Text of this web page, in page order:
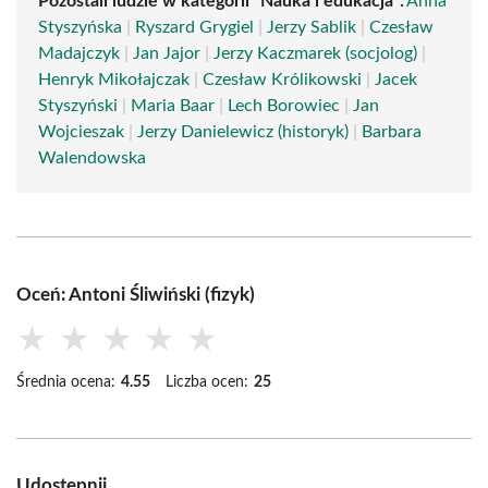
Styszyńska
Ryszard Grygiel Jerzy Sablik
Czesław
Madajczyk
Jan Jajor Jerzy Kaczmarek (socjolog)
Henryk Mikołajczak
Czesław Królikowski
Jacek
Styszyński
Maria Baar Lech Borowiec
Jan
Wojcieszak
Jerzy Danielewicz (historyk)
Barbara
Walendowska
Oceń: Antoni Śliwiński (fizyk)
★ ★ ★ ★ ★
Średnia ocena: 4.55 Liczba ocen: 25